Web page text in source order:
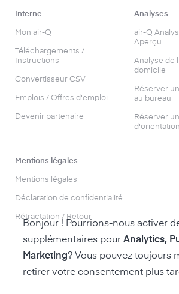
Interne
Mon air-Q
Téléchargements /
Instructions
Convertisseur CSV
Emplois / Offres d'emploi
Devenir partenaire
Analyses
air-Q
Aperçu
Analyse de
domicile
Réserver
au bureau
Réserver
Mentions légales
Mentions légales
Déclaration de confidentialité
Rétractation / Retour
Bonjour ! Pourrions-nous activer
supplémentaires pour Analytics,
Marketing? Vous pouvez toujours
retirer votre consentement plus